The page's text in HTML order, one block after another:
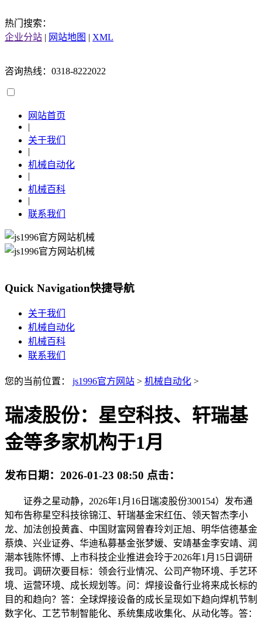
热门搜索：
企业分站 | 网站地图 | XML
咨询热线：0318-8222022
网站首页
|
关于我们
|
机械自动化
|
机械百科
|
联系我们
Quick Navigation快捷导航
关于我们
机械自动化
机械百科
联系我们
您的当前位置： js1996官方网站 > 机械自动化 >
瑞凌股份：星空科技、轩瑞基
金等多家机构于1月
发布日期： 2026-01-23 08:50 点击：
证券之星动静，2026年1月16日瑞凌股份300154）发布通
知布告称星空科技徐锦江、轩瑞基金宋红伍、领天智杰李小
龙、加法创投黄鑫、中国财富网曾春玲刘正旭、明华信德基金
蔡焕、兴业证券、华迪私募基金张梦媛、安靖基金李安靖、润
潮本钱陈怀博、上市科技企业推进会玲于2026年1月15日调研
我司。调研次要目标：领会行业情况、公司产物环境、手艺环
境、运营环境、成长规划等。问：焊接设备行业将来成长标的
目的和趋向？答：全球焊接设备的成长呈现如下趋向焊机节制
数字化、工艺节制智能化、系统集成收集化、从动化等。答：